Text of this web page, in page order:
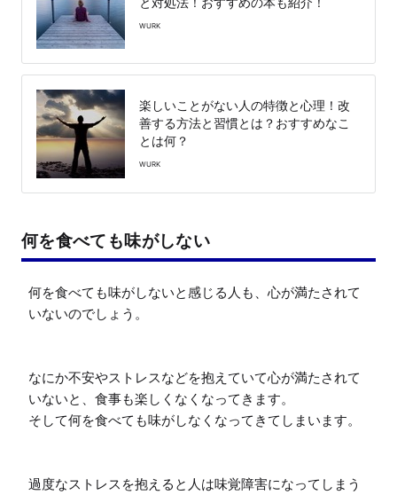
WURK
楽しいことがない人の特徴と心理！改
善する方法と習慣とは？おすすめなこ
とは何？
WURK
何を食べても味がしない
何を食べても味がしないと感じる人も、心が満たされて
いないのでしょう。
なにか不安やストレスなどを抱えていて心が満たされて
いないと、食事も楽しくなくなってきます。
そして何を食べても味がしなくなってきてしまいます。
過度なストレスを抱えると人は味覚障害になってしまう